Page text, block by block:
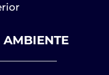
AMBIENTE